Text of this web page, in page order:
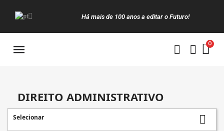
Há mais de 100 anos a editar o Futuro!
DIREITO ADMINISTRATIVO
Selecionar 